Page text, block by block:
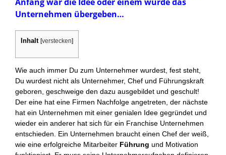
Anfang war die Idee oder einem wurde das
Unternehmen übergeben…
Inhalt [verstecken]
Wie auch immer Du zum Unternehmer wurdest, fest steht,
Du wurdest nicht als Unternehmer, Chef und Führungskraft
geboren, geschweige den dazu ausgebildet und geschult!
Der eine hat eine Firmen Nachfolge angetreten, der nächste
hat ein Unternehmen mit einer genialen Idee gegründet und
wieder ein anderer hat sich für ein Franchise Unternehmen
entschieden. Ein Unternehmen braucht einen Chef der weiß,
wie eine erfolgreiche Mitarbeiter Führung und Motivation